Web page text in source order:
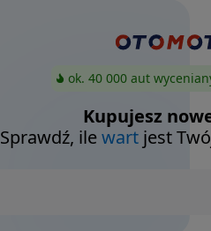
ok. 40 000 aut
Kupujesz
Sprawdź, ilewart jest